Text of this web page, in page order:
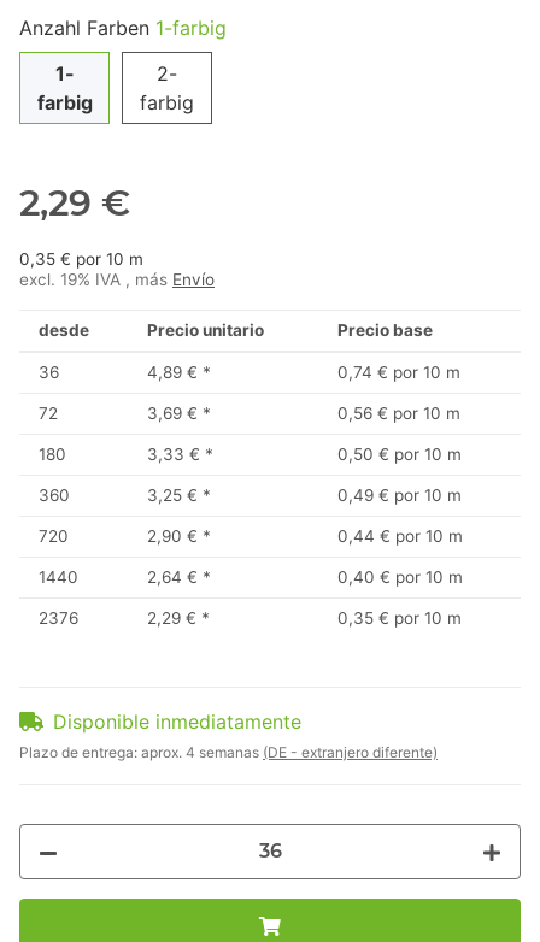
Anzahl Farben 1-farbig
1-
farbig
2-
farbig
2,29 €
0,35 € por 10 m
excl. 19% IVA , más Envío
desde Precio unitario Precio base
36 4,89 € * 0,74 € por 10 m
72 3,69 € * 0,56 € por 10 m
180 3,33 € * 0,50 € por 10 m
360 3,25 € * 0,49 € por 10 m
720 2,90 € * 0,44 € por 10 m
1440 2,64 € * 0,40 € por 10 m
2376 2,29 € * 0,35 € por 10 m
Disponible inmediatamente
Plazo de entrega: aprox. 4 semanas (DE - extranjero diferente)